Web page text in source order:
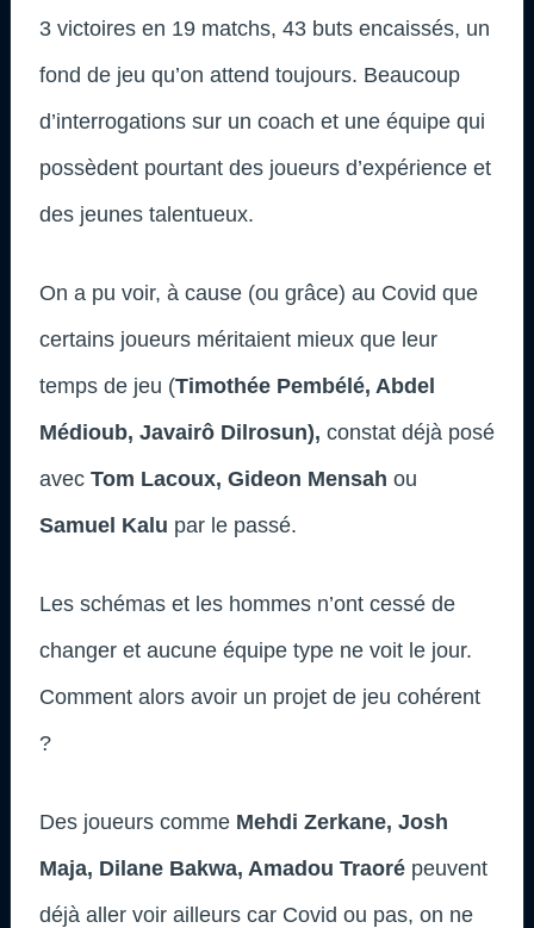
3 victoires en 19 matchs, 43 buts encaissés, un
fond de jeu qu’on attend toujours. Beaucoup
d’interrogations sur un coach et une équipe qui
possèdent pourtant des joueurs d’expérience et
des jeunes talentueux.
On a pu voir, à cause (ou grâce) au Covid que
certains joueurs méritaient mieux que leur
temps de jeu (Timothée Pembélé, Abdel
Médioub, Javairô Dilrosun), constat déjà posé
avec Tom Lacoux, Gideon Mensah ou
Samuel Kalu par le passé.
Les schémas et les hommes n’ont cessé de
changer et aucune équipe type ne voit le jour.
Comment alors avoir un projet de jeu cohérent
?
Des joueurs comme Mehdi Zerkane, Josh
Maja, Dilane Bakwa, Amadou Traoré peuvent
déjà aller voir ailleurs car Covid ou pas, on ne